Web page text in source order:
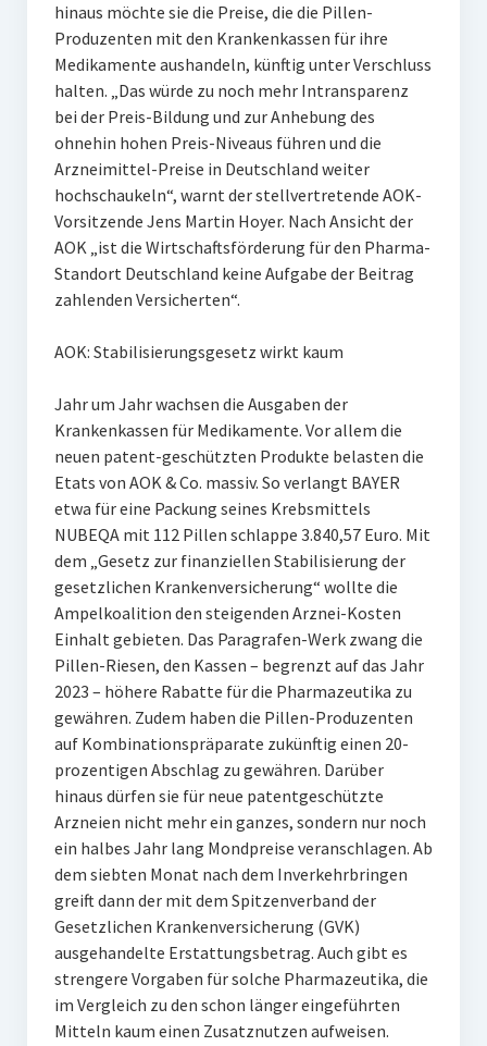
hinaus möchte sie die Preise, die die Pillen-
Produzenten mit den Krankenkassen für ihre
Medikamente aushandeln, künftig unter Verschluss
halten. „Das würde zu noch mehr Intransparenz
bei der Preis-Bildung und zur Anhebung des
ohnehin hohen Preis-Niveaus führen und die
Arzneimittel-Preise in Deutschland weiter
hochschaukeln“, warnt der stellvertretende AOK-
Vorsitzende Jens Martin Hoyer. Nach Ansicht der
AOK „ist die Wirtschaftsförderung für den Pharma-
Standort Deutschland keine Aufgabe der Beitrag
zahlenden Versicherten“.
AOK: Stabilisierungsgesetz wirkt kaum
Jahr um Jahr wachsen die Ausgaben der
Krankenkassen für Medikamente. Vor allem die
neuen patent-geschützten Produkte belasten die
Etats von AOK & Co. massiv. So verlangt BAYER
etwa für eine Packung seines Krebsmittels
NUBEQA mit 112 Pillen schlappe 3.840,57 Euro. Mit
dem „Gesetz zur finanziellen Stabilisierung der
gesetzlichen Krankenversicherung“ wollte die
Ampelkoalition den steigenden Arznei-Kosten
Einhalt gebieten. Das Paragrafen-Werk zwang die
Pillen-Riesen, den Kassen – begrenzt auf das Jahr
2023 – höhere Rabatte für die Pharmazeutika zu
gewähren. Zudem haben die Pillen-Produzenten
auf Kombinationspräparate zukünftig einen 20-
prozentigen Abschlag zu gewähren. Darüber
hinaus dürfen sie für neue patentgeschützte
Arzneien nicht mehr ein ganzes, sondern nur noch
ein halbes Jahr lang Mondpreise veranschlagen. Ab
dem siebten Monat nach dem Inverkehrbringen
greift dann der mit dem Spitzenverband der
Gesetzlichen Krankenversicherung (GVK)
ausgehandelte Erstattungsbetrag. Auch gibt es
strengere Vorgaben für solche Pharmazeutika, die
im Vergleich zu den schon länger eingeführten
Mitteln kaum einen Zusatznutzen aufweisen.